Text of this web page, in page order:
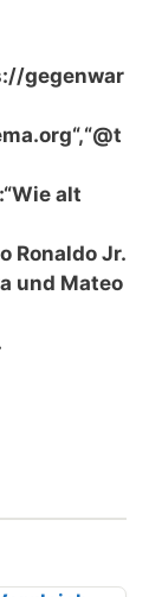
gegenwar
alt
Ronaldo Jr.
und Mateo